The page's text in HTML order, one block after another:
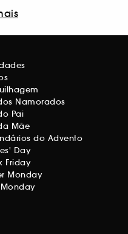
Namorados
Pai
Mãe
do Advento
Day
Friday
Monday